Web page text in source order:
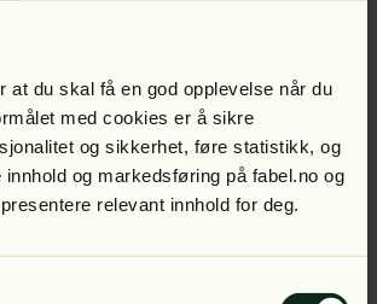
at du skal få en god opplevelse når du
med cookies er å sikre
og sikkerhet, føre statistikk, og
innhold og markedsføring på fabel.no og
relevant innhold for deg.